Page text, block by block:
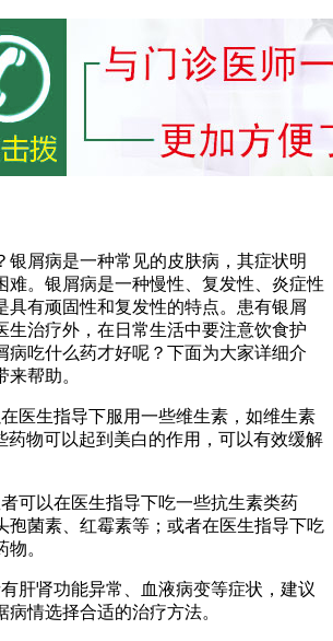
银屑病是一种常见的皮肤病，其症状明
难。银屑病是一种慢性、复发性、炎症性
具有顽固性和复发性的特点。患有银屑
生治疗外，在日常生活中要注意饮食护
病吃什么药才好呢？下面为大家详细介
帮助。
医生指导下服用一些维生素，如维生素
药物可以起到美白的作用，可以有效缓解
可以在医生指导下吃一些抗生素类药
孢菌素、红霉素等；或者在医生指导下吃
。
肝肾功能异常、血液病变等症状，建议
病情选择合适的治疗方法。